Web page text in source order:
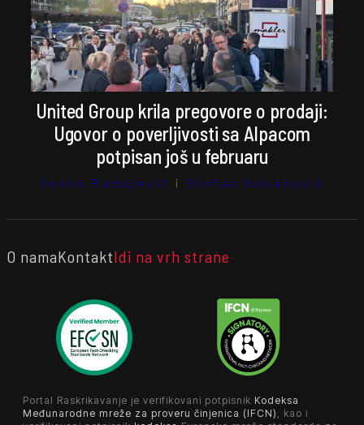
United Group krila pregovore o prodaji:
Ugovor o poverljivosti sa Alpacom
potpisan još u februaru
Vesna Radojević i Stefan Kosanović
O namaKontaktIdi na vrh strane
Portal Raskrikavanje je verifikovani potpisnik Kodeksa
Međunarodne mreže za proveru činjenica (IFCN) , kao i